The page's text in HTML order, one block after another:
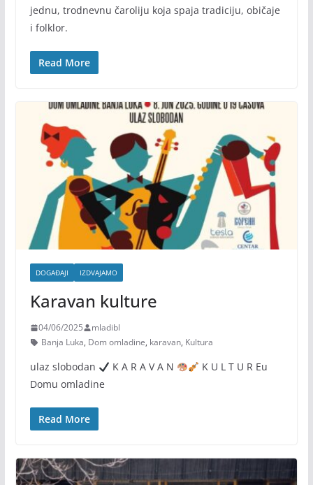
jednu, trodnevnu čaroliju koja spaja tradiciju, običaje
i folklor.
Read More
DOGAĐAJI IZDVAJAMO
Karavan kulture
04/06/2025
mladibl
Banja Luka, Dom omladine, karavan, Kultura
ulaz slobodan K A R A V A N
K U L T U R Eu
Domu omladine
Read More